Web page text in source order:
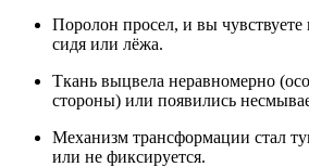
Поролон просел, и вы
сидя или лёжа.
Ткань выцвела неравномерно
стороны) или появились
Механизм трансформации стал
или не фиксируется.